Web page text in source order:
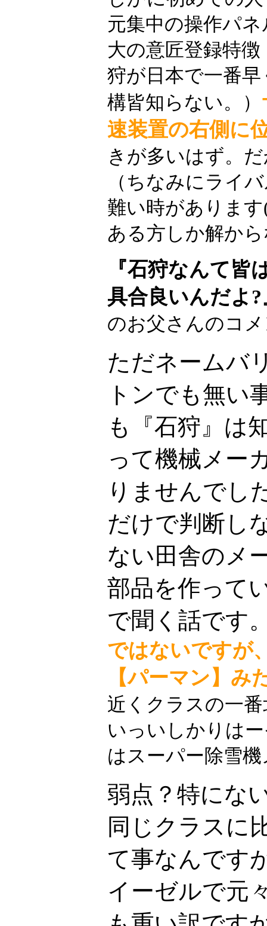
元集中の操作パ
大の意匠登録特
狩が日本で一番
構皆知らない。）
速装置の右側に
きが多いはず。
（ちなみにライ
難い時がありま
ある方しか解か
『石狩なんて皆
具合良いんだよ?
のお父さんのコ
ただネームバ
トンでも無い
も『石狩』は
って機械メー
りませんでし
だけで判断し
ない田舎のメ
部品を作って
で聞く話です
ではないですが
【パーマン】み
近くクラスの一
いっいしかりは
はスーパー除雪
弱点？特にな
同じクラスに
て事なんです
イーゼルで元